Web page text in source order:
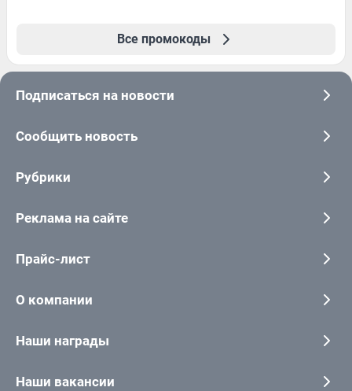
Все промокоды
Подписаться на новости
Сообщить новость
Рубрики
Реклама на сайте
Прайс-лист
О компании
Наши награды
Наши вакансии